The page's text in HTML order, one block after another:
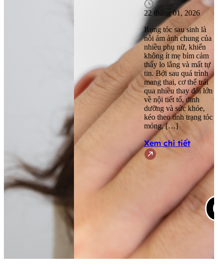
22 tháng 01, 2026
Rụng tóc sau sinh là
nỗi ám ảnh chung của
nhiều phụ nữ, khiến
không ít mẹ bỉm cảm
thấy lo lắng và mất tự
tin. Bởi sau quá trình
mang thai, cơ thể trải
qua nhiều thay đổi lớn
về nội tiết tố, dinh
dưỡng và sức khỏe,
kéo theo tình trạng tóc
mỏng, […]
Xem chi tiết